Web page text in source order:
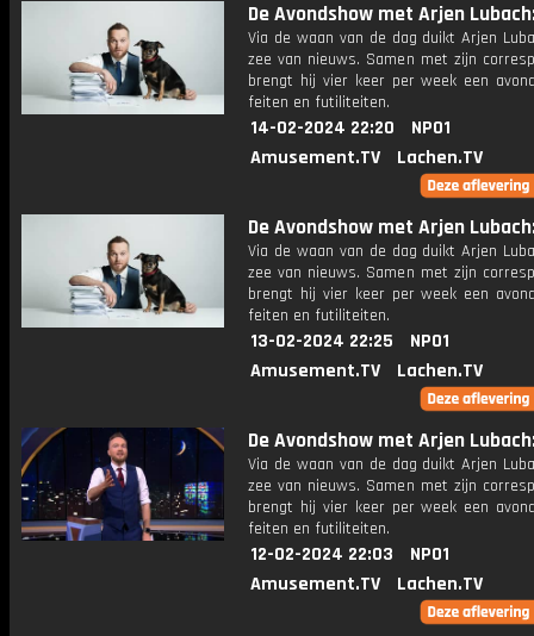
De Avondshow met Arjen
Via de waan van de dag duikt Arjen
zee van nieuws. Samen met zijn
brengt hij vier keer per week een
feiten en futiliteiten.
14-02-2024 22:20
NPO1
Amusement.TV
Lachen.TV
De Avondshow met Arjen
Via de waan van de dag duikt Arjen
zee van nieuws. Samen met zijn
brengt hij vier keer per week een
feiten en futiliteiten.
13-02-2024 22:25
NPO1
Amusement.TV
Lachen.TV
De Avondshow met Arjen
Via de waan van de dag duikt Arjen
zee van nieuws. Samen met zijn
brengt hij vier keer per week een
feiten en futiliteiten.
12-02-2024 22:03
NPO1
Amusement.TV
Lachen.TV